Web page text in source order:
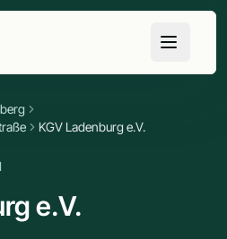
KGV Ladenburg e.V.
e.V.